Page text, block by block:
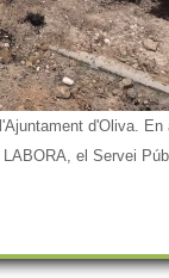
d'Oliva.
el Servei